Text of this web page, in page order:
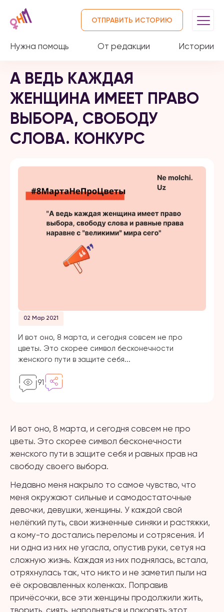
Нужна помощь От редакции Истории
ОТПРАВИТЬ ИСТОРИЮ
А ВЕДЬ КАЖДАЯ
ЖЕНЩИНА ИМЕЕТ ПРАВО
ВЫБОРА, СВОБОДУ
СЛОВА. КОНКУРС
02 Мар 2021
И вот оно, 8 марта, и сегодня совсем не про
цветы. Это скорее символ бесконечности
женского пути в защите себя...
91
И вот оно, 8 марта, и сегодня совсем не про
цветы. Это скорее символ бесконечности
женского пути в защите себя и равных прав на
свободу своего выбора.
Недавно меня накрыло то самое чувство, что
меня окружают сильные и самодостаточные
девочки, девушки, женщины. У каждой свой
нелёгкий путь, свои жизненные синяки и растяжки,
а кому-то достались переломы и сотрясения. И
ни одна из них не угасла, опустив руки, сетуя на
сложную жизнь. Каждая из них поднялась, встала,
отряхнулась так, что никто и не заметил пыли на
её окровавленных коленках. Поправив
причёсочки, все эти женщины продолжили жить,
творить, сиять, наполняться и покорять этот